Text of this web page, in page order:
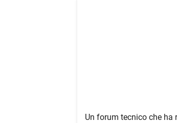
Un forum tecnico che ha